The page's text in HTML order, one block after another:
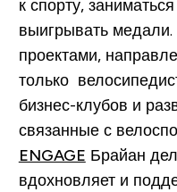
к спорту,
выигрывать
проектами,
только
бизнес-клубов и
связанные с
ENGAGE Брайан
вдохновляет и